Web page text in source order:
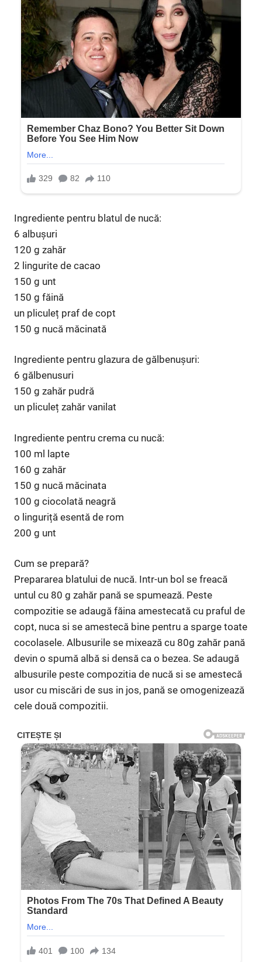
Ingrediente pentru blatul de nucă:
6 albușuri
120 g zahăr
2 lingurite de cacao
150 g unt
150 g făină
un pliculeț praf de copt
150 g nucă măcinată
Ingrediente pentru glazura de gălbenușuri:
6 gălbenusuri
150 g zahăr pudră
un pliculeț zahăr vanilat
Ingrediente pentru crema cu nucă:
100 ml lapte
160 g zahăr
150 g nucă măcinata
100 g ciocolată neagră
o linguriță esentă de rom
200 g unt
Cum se prepară?
Prepararea blatului de nucă. Intr-un bol se freacă
untul cu 80 g zahăr pană se spumează. Peste
compozitie se adaugă făina amestecată cu praful de
copt, nuca si se amestecă bine pentru a sparge toate
cocolasele. Albusurile se mixează cu 80g zahăr pană
devin o spumă albă si densă ca o bezea. Se adaugă
albusurile peste compozitia de nucă si se amestecă
usor cu miscări de sus in jos, pană se omogenizează
cele două compozitii.